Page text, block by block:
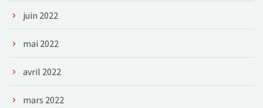
juin 2022
mai 2022
avril 2022
mars 2022